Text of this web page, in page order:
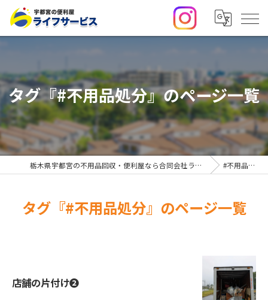
タグ『#不用品処分』のページ一覧
栃木県宇都宮の不用品回収・便利屋なら合同会社ライフサービス #不用品処分
タグ『#不用品処分』のページ一覧
店舗の片付け❷